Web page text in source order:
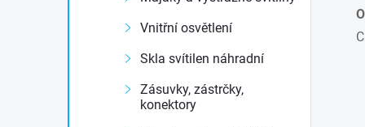
Vnitřní osvětlení
Skla svítilen náhradní
Zásuvky, zástrčky,
konektory